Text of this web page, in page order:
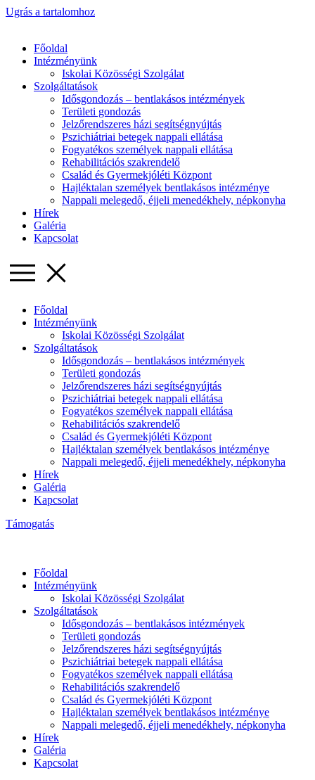
Ugrás a tartalomhoz
Főoldal
Intézményünk
Iskolai Közösségi Szolgálat
Szolgáltatások
Idősgondozás – bentlakásos intézmények
Területi gondozás
Jelzőrendszeres házi segítségnyújtás
Pszichiátriai betegek nappali ellátása
Fogyatékos személyek nappali ellátása
Rehabilitációs szakrendelő
Család és Gyermekjóléti Központ
Hajléktalan személyek bentlakásos intézménye
Nappali melegedő, éjjeli menedékhely, népkonyha
Hírek
Galéria
Kapcsolat
Főoldal
Intézményünk
Iskolai Közösségi Szolgálat
Szolgáltatások
Idősgondozás – bentlakásos intézmények
Területi gondozás
Jelzőrendszeres házi segítségnyújtás
Pszichiátriai betegek nappali ellátása
Fogyatékos személyek nappali ellátása
Rehabilitációs szakrendelő
Család és Gyermekjóléti Központ
Hajléktalan személyek bentlakásos intézménye
Nappali melegedő, éjjeli menedékhely, népkonyha
Hírek
Galéria
Kapcsolat
Támogatás
Főoldal
Intézményünk
Iskolai Közösségi Szolgálat
Szolgáltatások
Idősgondozás – bentlakásos intézmények
Területi gondozás
Jelzőrendszeres házi segítségnyújtás
Pszichiátriai betegek nappali ellátása
Fogyatékos személyek nappali ellátása
Rehabilitációs szakrendelő
Család és Gyermekjóléti Központ
Hajléktalan személyek bentlakásos intézménye
Nappali melegedő, éjjeli menedékhely, népkonyha
Hírek
Galéria
Kapcsolat